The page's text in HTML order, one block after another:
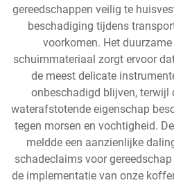
gereedschappen veilig te
beschadiging tijdens
voorkomen. Het duurzame
schuimmateriaal zorgt ervoor
de meest delicate
onbeschadigd blijven, terwijl
waterafstotende eigenschap
tegen morsen en vochtigheid.
meldde een aanzienlijke
schadeclaims voor
de implementatie van onze